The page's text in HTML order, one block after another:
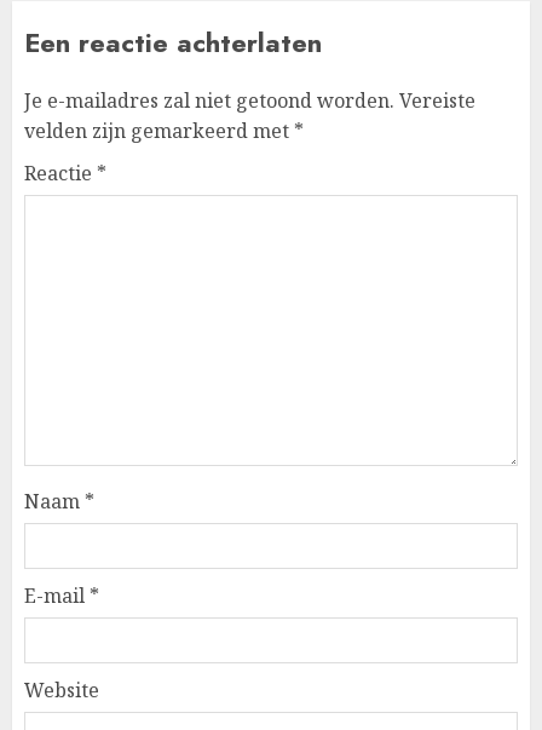
Een reactie achterlaten
Je e-mailadres zal niet getoond worden. Vereiste
velden zijn gemarkeerd met *
Reactie *
Naam *
E-mail *
Website